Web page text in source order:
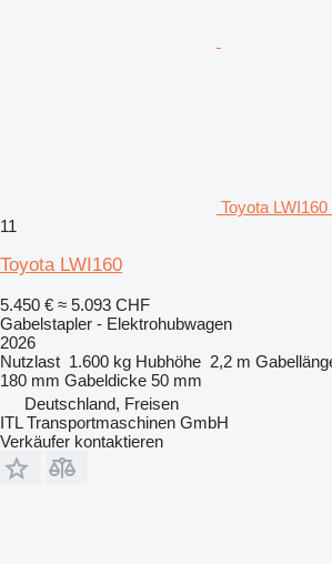
Toyota
11
Toyota LWI160
5.450 € ≈ 5.093 CHF
Gabelstapler - Elektrohubwagen
2026
Nutzlast 1.600 kg Hubhöhe 2,2 m
180 mm Gabeldicke 50 mm
Deutschland, Freisen
ITL Transportmaschinen GmbH
Verkäufer kontaktieren